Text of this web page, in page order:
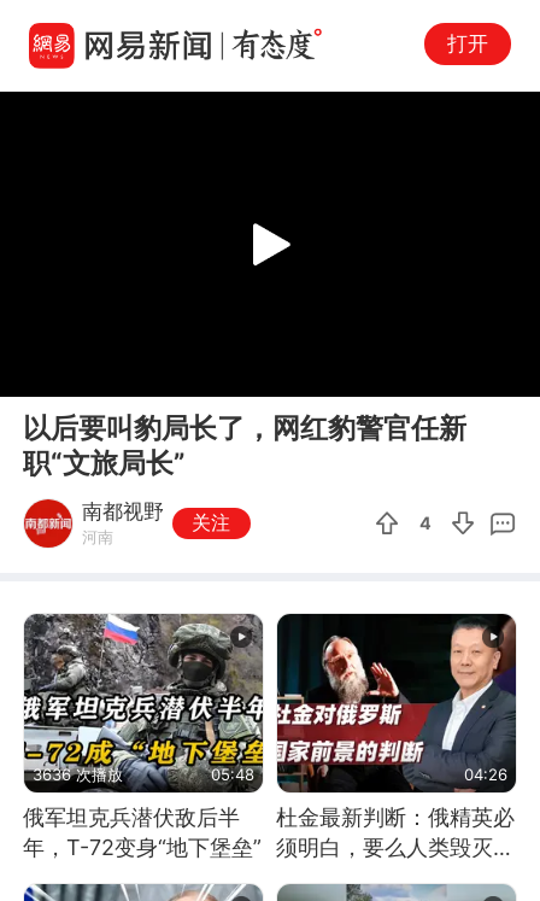
打开
Play
以后要叫豹局长了，网红豹警官任新
职“文旅局长”
南都视野
河南
关注 4
3636 次播放 05:48
俄军坦克兵潜伏敌后半
年，T-72变身“地下堡垒”
04:26
杜金最新判断：俄精英必
须明白，要么人类毁灭，
要么俄毁灭